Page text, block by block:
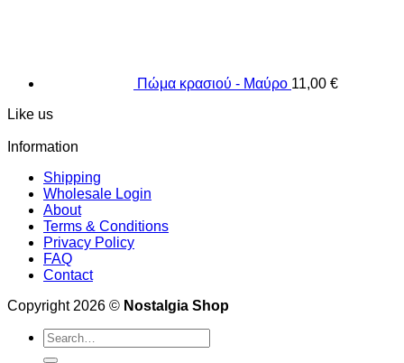
Πώμα κρασιού - Μαύρο 11,00 €
Like us
Information
Shipping
Wholesale Login
About
Terms & Conditions
Privacy Policy
FAQ
Contact
Copyright 2026 © Nostalgia Shop
Search
for: